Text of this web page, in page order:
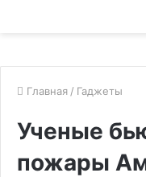
Главная / Гаджеты
Ученые
пожары